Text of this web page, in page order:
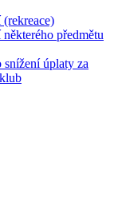
předmětu
úplaty za